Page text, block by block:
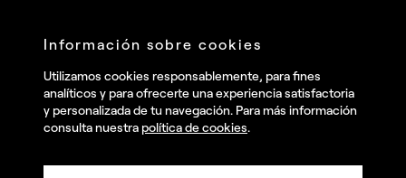
Talent
Contact
Instagram
Facebook
Información sobre cookies
Utilizamos cookies responsablemente, para fines
analíticos y para ofrecerte una experiencia satisfactoria
y personalizada de tu navegación. Para más información
consulta nuestra política de cookies.